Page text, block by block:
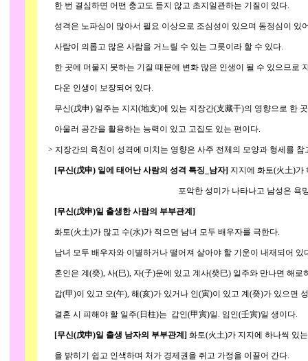
한 번 결심하면 어떤 충고도 듣지 않고 초지일관하는 기질이 있다.
성격은 노파심이 많아서 필요 이상으로 조심성이 있으며 동정심이 있
사람이 의롭고 많은 사람을 거느릴 수 있는 그릇이라 할 수 있다.
한 곳에 머물지 못하는 기질 때문에 변화 많은 인생이 될 수 있으므로
다운 인생이 보장되어 있다.
무신(戊申) 일주는 지지(地支)에 있는 지장간(支藏干)의 영향으로 한
아울러 공간을 활용하는 능력이 있고 고집도 있는 편이다.
> 지장간의 육친이 성격에 미치는 영향은 사주 전체의 모양과 형세를 참
[무신(戊申) 일에 태어난 사람의 성격 특징_남자] 지지에 화토(火土)가
포악한 성미가 나타나고 남성은 욕망이 강하지
[무신(戊申)일 출생한 사람의 부부관계]
화토(火土)가 많고 수(水)가 적으면 남녀 모두 배우자를 극한다.
남녀 모두 배우자와 이별하거나 떨어져 살아야 할 기운이 내재되어 있
혼인은 계(癸), 사(巳), 자(子)운에 있고 계사(癸巳) 일주와 만나면 해로
갑(甲)이 있고 오(午), 해(亥)가 있거나 인(寅)이 있고 계(癸)가 있으면
결혼 시 피해야 할 일주(日柱)는 갑인(甲寅)일. 임인(壬寅)일 생이다.
[무신(戊申)일 출생 남자의 부부관계] 화토(火土)가 지지에 하나씩 있
을 밝히기 쉽고 인색하며 처가 경제권을 쥐고 가정을 이끌어 간다.